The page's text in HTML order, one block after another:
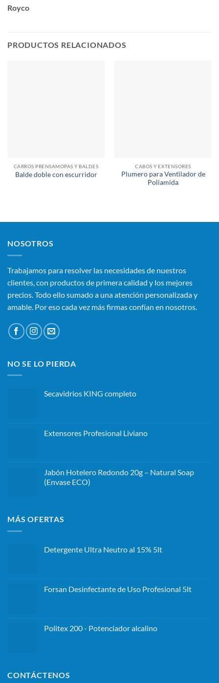
Royco
PRODUCTOS RELACIONADOS
CARROS PRENSAMOPAS Y BALDES
Balde doble con escurridor
CABOS Y EXTENSORES
Plumero para Ventilador de
Poliamida
NOSOTROS
Trabajamos para resolver las necesidades de nuestros
clientes, con productos de primera calidad y los mejores
precios. Todo ello sumado a una atención personalizada y
amable. Por eso cada vez más firmas confían en nosotros.
NO SE LO PIERDA
Secavidrios KING completo
Extensores Profesional Liviano
Jabón Hotelero Redondo 20g – Natural Soap
(Envase ECO)
MÁS OFERTAS
Detergente Ultra Neutro al 15% 5lt
Forsan Desinfectante de Uso Profesional 5lt
Politex 200 - Potenciador alcalino
CONTÁCTENOS